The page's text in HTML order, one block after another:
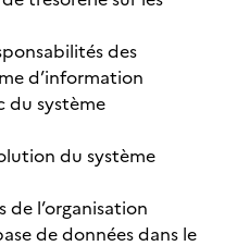
des
d’information
du système
du système
de l’organisation
de données dans le